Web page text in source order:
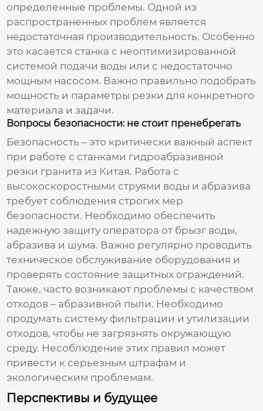
определенные проблемы. Одной из
распространенных проблем является
недостаточная производительность. Особенно
это касается станка с неоптимизированной
системой подачи воды или с недостаточно
мощным насосом. Важно правильно подобрать
мощность и параметры резки для конкретного
материала и задачи.
Вопросы безопасности: не стоит пренебрегать
Безопасность – это критически важный аспект
при работе с станками гидроабразивной
резки гранита из Китая. Работа с
высокоскоростными струями воды и абразива
требует соблюдения строгих мер
безопасности. Необходимо обеспечить
надежную защиту оператора от брызг воды,
абразива и шума. Важно регулярно проводить
техническое обслуживание оборудования и
проверять состояние защитных ограждений.
Также, часто возникают проблемы с качеством
отходов – абразивной пыли. Необходимо
продумать систему фильтрации и утилизации
отходов, чтобы не загрязнять окружающую
среду. Несоблюдение этих правил может
привести к серьезным штрафам и
экологическим проблемам.
Перспективы и будущее